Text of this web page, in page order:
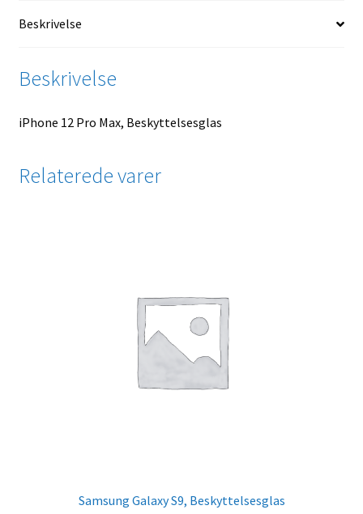
Beskrivelse
Beskrivelse
iPhone 12 Pro Max, Beskyttelsesglas
Relaterede varer
Samsung Galaxy S9, Beskyttelsesglas